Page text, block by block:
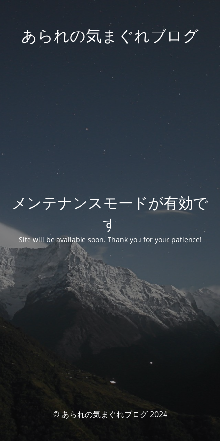
あられの気まぐれブログ
メンテナンスモードが有効で
す
Site will be available soon. Thank you for your patience!
© あられの気まぐれブログ 2024